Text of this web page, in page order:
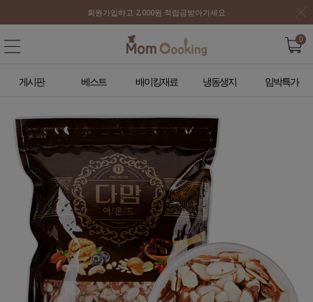
회원가입하고 2,000원 적립금받아가세요
0
게시판 베스트 배이킹재료 냉동생지 임박특가